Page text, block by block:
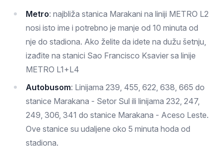
Metro: najbliža stanica Marakani na liniji METRO L2
nosi isto ime i potrebno je manje od 10 minuta od
nje do stadiona. Ako želite da idete na dužu šetnju,
izađite na stanici Sao Francisco Ksavier sa linije
METRO L1+L4
Autobusom: Linijama 239, 455, 622, 638, 665 do
stanice Marakana - Setor Sul ili linijama 232, 247,
249, 306, 341 do stanice Marakana - Aceso Leste.
Ove stanice su udaljene oko 5 minuta hoda od
stadiona.